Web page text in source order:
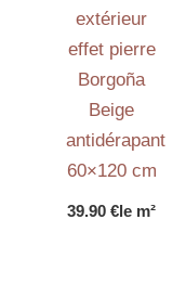
extérieur
effet pierre
Borgoña
Beige
antidérapant
60×120 cm
39.90€le m²